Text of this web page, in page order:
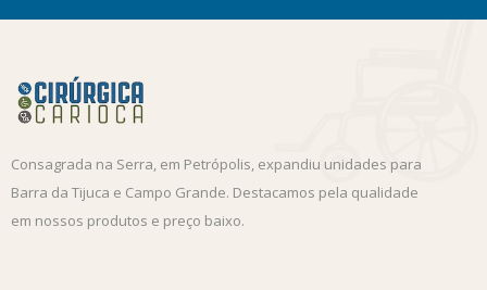
Consagrada na Serra, em Petrópolis, expandiu unidades para
Barra da Tijuca e Campo Grande. Destacamos pela qualidade
em nossos produtos e preço baixo.